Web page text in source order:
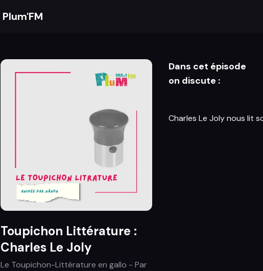
Plum'FM
Toupichon Littérature :
Charles Le Joly
Le Toupichon-Littérature en gallo - Par
Dans cet épisode
on discute :
Charles Le Joly nous lit